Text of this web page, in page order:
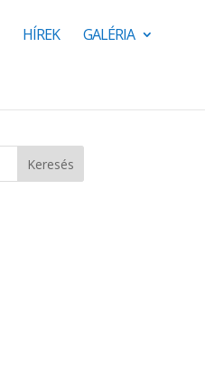
HÍREK GALÉRIA